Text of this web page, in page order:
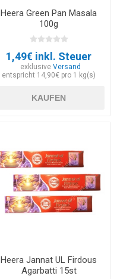
Heera Green Pan Masala
100g
1,49€ inkl. Steuer
exklusive Versand
entspricht 14,90€ pro 1 kg(s)
KAUFEN
Heera Jannat UL Firdous
Agarbatti 15st